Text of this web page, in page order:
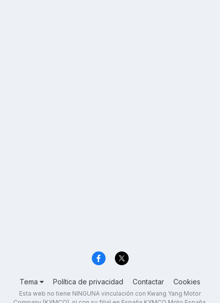
Tema Política de privacidad Contactar Cookies
Esta web no tiene NINGUNA vinculación con Kwang Yang Motor